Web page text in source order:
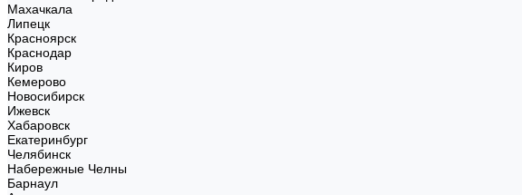
Махачкала
Липецк
Красноярск
Краснодар
Киров
Кемерово
Новосибирск
Ижевск
Хабаровск
Екатеринбург
Челябинск
Набережные Челны
Барнаул